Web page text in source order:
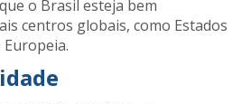
o Brasil esteja bem
centros globais, como Estados